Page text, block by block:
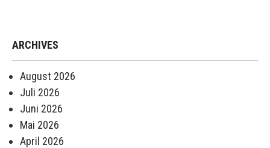
ARCHIVES
August 2026
Juli 2026
Juni 2026
Mai 2026
April 2026